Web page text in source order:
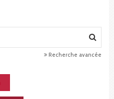
Recherche avancée